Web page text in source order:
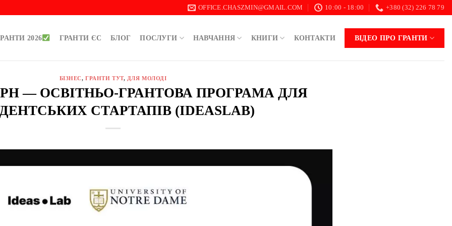
OFFICE.CHASZMIN@GMAIL.COM 10:00 - 18:00 +380 (32) 226 78 79
2026 ГРАНТИ ЄС БЛОГ ПОСЛУГИ НАВЧАННЯ КНИГИ КОНТАКТИ ВІДЕО ПРО ГРАНТИ
БІЗНЕС,ГРАНТИ ТУТ, ДЛЯ МОЛОДІ
— ОСВІТНЬО-ГРАНТОВА ПРОГРАМА ДЛЯ
СТАРТАПІВ (IDEASLAB)